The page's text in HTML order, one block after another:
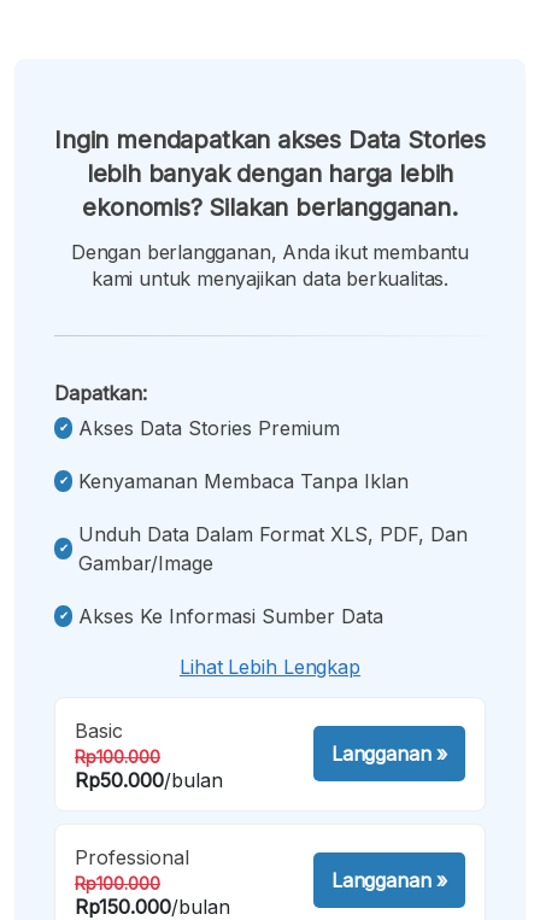
Ingin mendapatkan akses Data Stories
lebih banyak dengan harga lebih
ekonomis? Silakan berlangganan.
Dengan berlangganan, Anda ikut membantu
kami untuk menyajikan data berkualitas.
Dapatkan:
Akses Data Stories Premium
Kenyamanan Membaca Tanpa Iklan
Unduh Data Dalam Format XLS, PDF, Dan
Gambar/image
Akses Ke Informasi Sumber Data
Lihat Lebih Lengkap
Basic
Rp100.000
Rp50.000/bulan
Langganan»
Professional
Rp100.000
Rp150.000/bulan
Langganan»